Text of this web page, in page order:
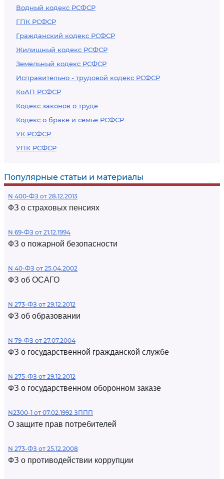
Водный кодекс РСФСР
ГПК РСФСР
Гражданский кодекс РСФСР
Жилищный кодекс РСФСР
Земельный кодекс РСФСР
Исправительно - трудовой кодекс РСФСР
КоАП РСФСР
Кодекс законов о труде
Кодекс о браке и семье РСФСР
УК РСФСР
УПК РСФСР
Популярные статьи и материалы
N 400-ФЗ от 28.12.2013
ФЗ о страховых пенсиях
N 69-ФЗ от 21.12.1994
ФЗ о пожарной безопасности
N 40-ФЗ от 25.04.2002
ФЗ об ОСАГО
N 273-ФЗ от 29.12.2012
ФЗ об образовании
N 79-ФЗ от 27.07.2004
ФЗ о государственной гражданской службе
N 275-ФЗ от 29.12.2012
ФЗ о государственном оборонном заказе
N2300-1 от 07.02.1992 ЗППП
О защите прав потребителей
N 273-ФЗ от 25.12.2008
ФЗ о противодействии коррупции